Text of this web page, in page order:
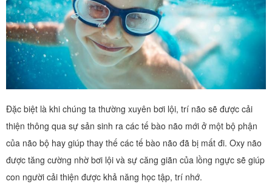
Đặc biệt là khi chúng ta thường xuyên bơi lội, trí não sẽ được cải
thiện thông qua sự sản sinh ra các tế bào não mới ở một bộ phận
của não bộ hay giúp thay thế các tế bào não đã bị mất đi. Oxy não
được tăng cường nhờ bơi lội và sự căng giãn của lồng ngực sẽ giúp
con người cải thiện được khả năng học tập, trí nhớ.